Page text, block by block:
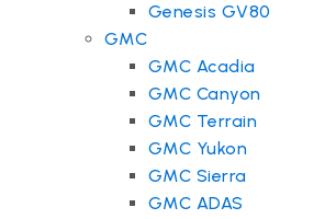
Genesis GV80
GMC
GMC Acadia
GMC Canyon
GMC Terrain
GMC Yukon
GMC Sierra
GMC ADAS